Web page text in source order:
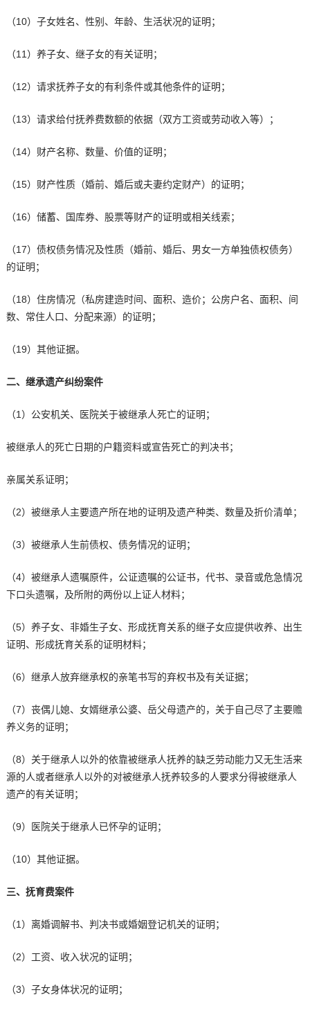
（10）子女姓名、性别、年龄、生活状况的证明；
（11）养子女、继子女的有关证明；
（12）请求抚养子女的有利条件或其他条件的证明；
（13）请求给付抚养费数额的依据（双方工资或劳动收入等）；
（14）财产名称、数量、价值的证明；
（15）财产性质（婚前、婚后或夫妻约定财产）的证明；
（16）储蓄、国库券、股票等财产的证明或相关线索；
（17）债权债务情况及性质（婚前、婚后、男女一方单独债权债务）
的证明；
（18）住房情况（私房建造时间、面积、造价；公房户名、面积、间
数、常住人口、分配来源）的证明；
（19）其他证据。
二、继承遗产纠纷案件
（1）公安机关、医院关于被继承人死亡的证明；
被继承人的死亡日期的户籍资料或宣告死亡的判决书；
亲属关系证明；
（2）被继承人主要遗产所在地的证明及遗产种类、数量及折价清单；
（3）被继承人生前债权、债务情况的证明；
（4）被继承人遗嘱原件，公证遗嘱的公证书，代书、录音或危急情况
下口头遗嘱，及所附的两份以上证人材料；
（5）养子女、非婚生子女、形成抚育关系的继子女应提供收养、出生
证明、形成抚育关系的证明材料；
（6）继承人放弃继承权的亲笔书写的弃权书及有关证据；
（7）丧偶儿媳、女婿继承公婆、岳父母遗产的，关于自己尽了主要赡
养义务的证明；
（8）关于继承人以外的依靠被继承人抚养的缺乏劳动能力又无生活来
源的人或者继承人以外的对被继承人抚养较多的人要求分得被继承人
遗产的有关证明；
（9）医院关于继承人已怀孕的证明；
（10）其他证据。
三、抚育费案件
（1）离婚调解书、判决书或婚姻登记机关的证明；
（2）工资、收入状况的证明；
（3）子女身体状况的证明；